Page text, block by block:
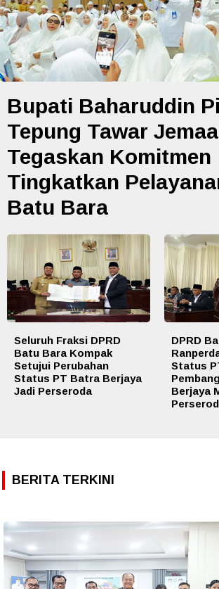
Bupati Baharuddin
Tepung Tawar
Tegaskan Komitmen
Tingkatkan
Batu Bara
Seluruh Fraksi DPRD
Batu Bara Kompak
Setujui Perubahan
Status PT Batra Berjaya
Jadi Perseroda
DPRD
Status
Berjaya
BERITA TERKINI